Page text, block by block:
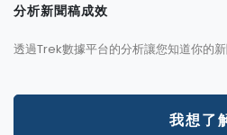
分析新聞稿成效
透過Trek數據平台的分析讓您知道你的
我想了